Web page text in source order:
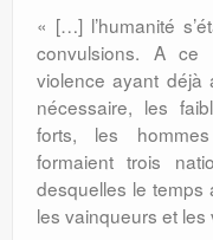
« […] l’humanité
convulsions. A
violence ayant
nécessaire, les
forts, les
formaient trois
desquelles le temps
les vainqueurs et les